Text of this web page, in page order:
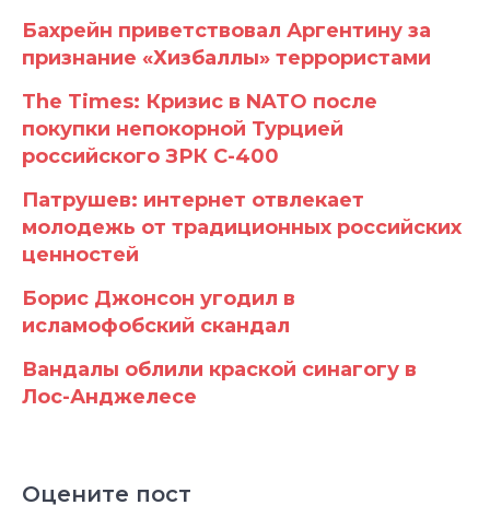
Бахрейн приветствовал Аргентину за
признание «Хизбаллы» террористами
The Times: Кризис в NATO после
покупки непокорной Турцией
российского ЗРК С-400
Патрушев: интернет отвлекает
молодежь от традиционных российских
ценностей
Борис Джонсон угодил в
исламофобский скандал
Вандалы облили краской синагогу в
Лос-Анджелесе
Оцените пост